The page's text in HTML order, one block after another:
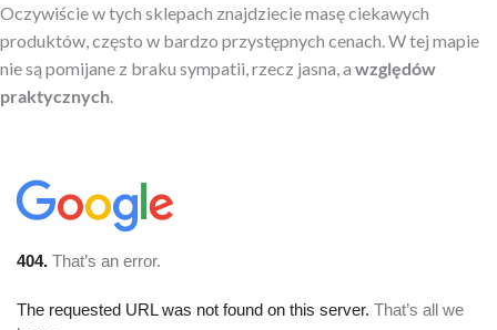
Oczywiście w tych sklepach znajdziecie masę ciekawych
produktów, często w bardzo przystępnych cenach. W tej mapie
nie są pomijane z braku sympatii, rzecz jasna, a względów
praktycznych